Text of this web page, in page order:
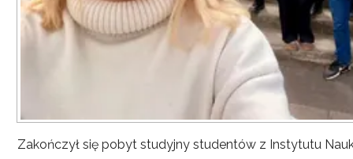
Zakończył się pobyt studyjny studentów z Instytutu